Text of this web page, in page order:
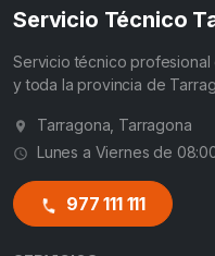
Servicio Técnico
Servicio técnico
y toda la provincia de
Tarragona, Tarragona
Lunes a Viernes de
977 111 111